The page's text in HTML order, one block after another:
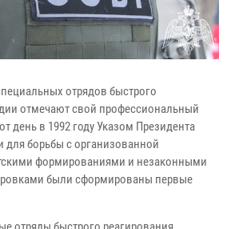
отрядов быстрого
отмечают свой профессиональный
день в 1992 году Указом Президента
для борьбы с организованной
формированиями и незаконными
были сформированы первые